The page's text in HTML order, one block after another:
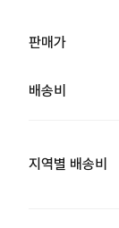
판매가
배송비
지역별 배송비